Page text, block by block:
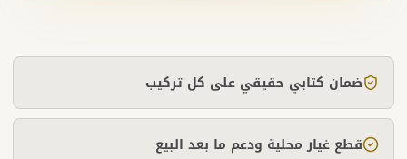
ضمان كتابي حقيقي على كل تركيب
قطع غيار محلية ودعم ما بعد البيع